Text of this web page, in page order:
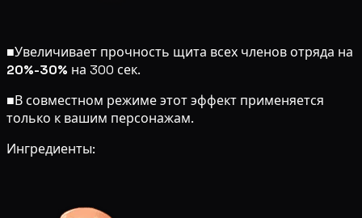
■Увеличивает прочность щита всех членов отряда на
20%-30% на 300 сек.
■В совместном режиме этот эффект применяется
только к вашим персонажам.
Ингредиенты: